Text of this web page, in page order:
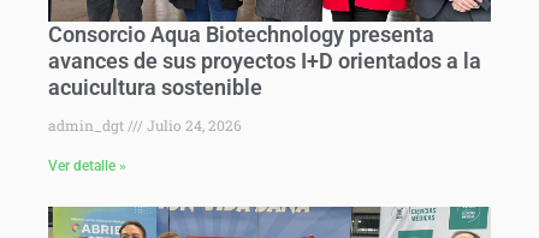
Consorcio Aqua Biotechnology presenta
avances de sus proyectos I+D orientados a la
acuicultura sostenible
admin_dgt Julio 24, 2026
Ver detalle »